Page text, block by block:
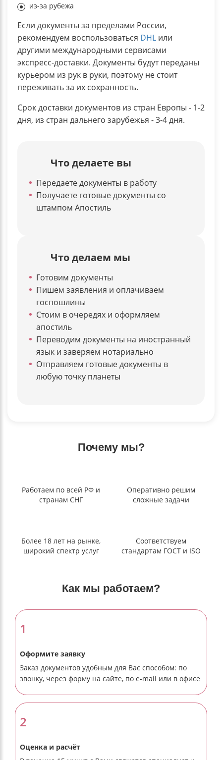
из-за рубежа
Если документы за пределами России,
рекомендуем воспользоваться DHL или
другими международными сервисами
экспресс-доставки. Документы будут переданы
курьером из рук в руки, поэтому не стоит
переживать за их сохранность.
Срок доставки документов из стран Европы - 1-2
дня, из стран дальнего зарубежья - 3-4 дня.
Что делаете вы
Передаете документы в работу
Получаете готовые документы со
штампом Апостиль
Что делаем мы
Готовим документы
Пишем заявления и оплачиваем
госпошлины
Стоим в очередях и оформляем
апостиль
Переводим документы на иностранный
язык и заверяем нотариально
Отправляем готовые документы в
любую точку планеты
Почему мы?
Работаем по всей РФ и
странам СНГ
Оперативно решим
сложные задачи
Более 18 лет на рынке,
широкий спектр услуг
Соответствуем
стандартам ГОСТ и ISO
Как мы работаем?
1
Оформите заявку
Заказ документов удобным для Вас способом: по
звонку, через форму на сайте, по e-mail или в офисе
2
Оценка и расчёт